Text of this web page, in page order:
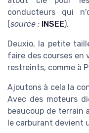
conducteurs qui
(source : INSEE).
Deuxio, la petite
faire des courses en
restreints, comme à
Ajoutons à cela la
Avec des moteurs
beaucoup de terrain
le carburant devient